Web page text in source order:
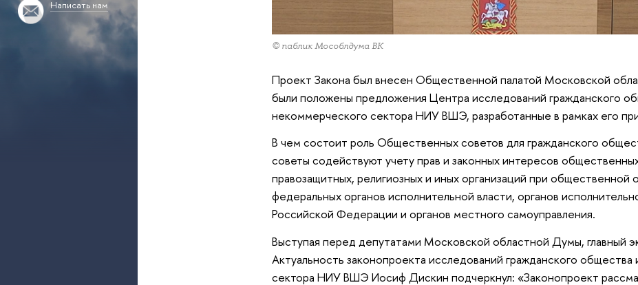
Написать нам
© паблик Мособлдума ВК
Проект Закона был внесен Общественной палатой Московской
были положены предложения Центра исследований гражданского
некоммерческого сектора НИУ ВШЭ, разработанные в рамках его
В чем состоит роль Общественных советов для гражданского
советы содействуют учету прав и законных интересов
правозащитных, религиозных и иных организаций при общественной
федеральных органов исполнительной власти, органов
Российской Федерации и органов местного самоуправления.
Выступая перед депутатами Московской областной Думы, главный
Актуальность законопроекта исследований гражданского
сектора НИУ ВШЭ Иосиф Дискин подчеркнул: «Законопроект